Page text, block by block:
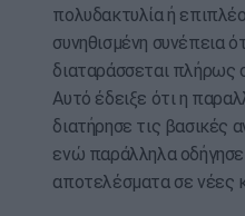
πολυδακτυλία ή
συνηθισμένη συνέπεια
διαταράσσεται πλήρως
Αυτό έδειξε ότι η
διατήρησε τις βασικές
ενώ παράλληλα
αποτελέσματα σε νέες